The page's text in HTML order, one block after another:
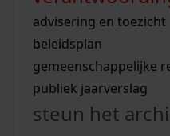
bouwvergunningen
vergunningen
beeld en geluid
uitleg nodig?
Wij helpen u op weg
bekijk alle zoektips
Wij helpen u op weg
bekijk alle zoektips
bekijk ons
advisering en toezicht
beleidsplan
gemeenschappelijke
publiek jaarverslag
steun het
Mijn Studiezaal (inloggen)